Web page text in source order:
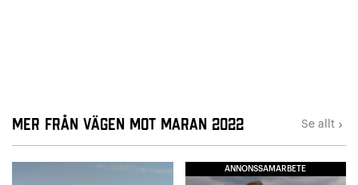
Mer från Vägen mot maran 2022 Se allt keyboard_arrow_right
ANNONSSAMARBETE